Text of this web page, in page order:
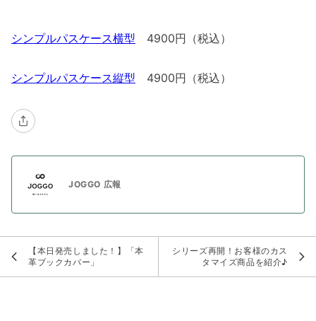
シンプルパスケース横型 4900円（税込）
シンプルパスケース縦型 4900円（税込）
JOGGO 広報
【本日発売しました！】「本
革ブックカバー」
シリーズ再開！お客様のカス
タマイズ商品を紹介♪